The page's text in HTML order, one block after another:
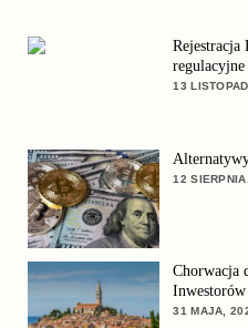
Rejestracja
regulacyjne
13
12
Chorwacja
31 MAJA,